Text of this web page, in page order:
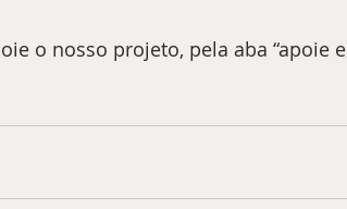
o nosso projeto, pela aba “apoie e